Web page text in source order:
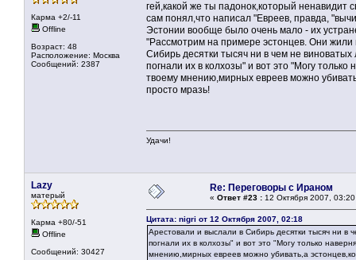
Карма +2/-11
Offline
Возраст: 48
Расположение: Москва
Сообщений: 2387
гей,какой же ты падонок,который ненавидит
сам понял,что написал "Евреев, правда,
Эстонии вообще было очень мало - их
"Рассмотрим на примере эстонцев. Они жили
Сибирь десятки тысяч ни в чем не
погнали их в колхозы" и вот это "Могу
твоему мнению,мирных евреев можно
просто мразь!
Удачи!
Lazy
матерый
Карма +80/-51
Offline
Сообщений: 30427
Re: Переговоры с Ираном
« Ответ #23 : 12 Октября 2007,
Цитата: nigri от 12 Октября 2007, 02:18
Арестовали и выслали в Сибирь десятки тысяч ни в
погнали их в колхозы" и вот это "Могу только
мнению,мирных евреев можно убивать,а